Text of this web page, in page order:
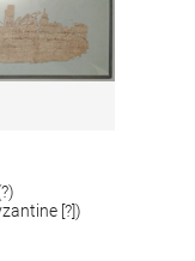
[?])